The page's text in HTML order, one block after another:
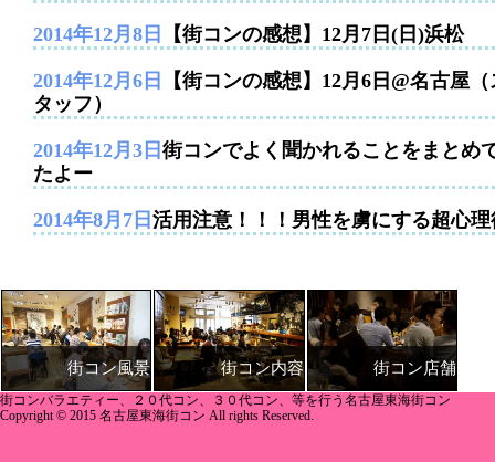
2014年12月8日 【街コンの感想】12月7日(日)浜松
2014年12月6日
【街コンの感想】12月6日@名古屋（
タッフ）
2014年12月3日 街コンでよく聞かれることをまとめ
たよー
2014年8月7日 活用注意！！！男性を虜にする超心理
街コン風景 街コン内容 街コン店舗
街コンバラエティー、２０代コン、３０代コン、等を行う名古屋東海街コン
Copyright © 2015 名古屋東海街コン All rights Reserved.